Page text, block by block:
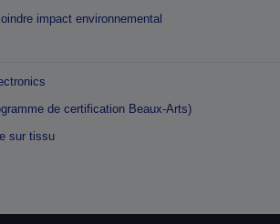
impact environnemental
de certification Beaux-Arts)
sur tissu